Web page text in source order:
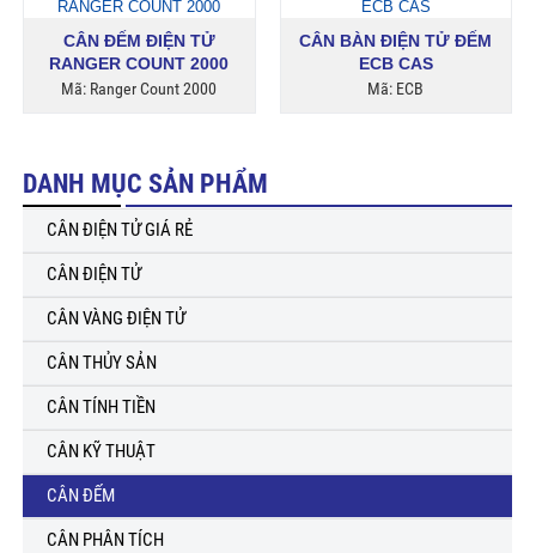
CÂN ĐẾM ĐIỆN TỬ
RANGER COUNT 2000
Mã: Ranger Count 2000
CÂN BÀN ĐIỆN TỬ ĐẾM
ECB CAS
Mã: ECB
DANH MỤC SẢN PHẨM
CÂN ĐIỆN TỬ GIÁ RẺ
CÂN ĐIỆN TỬ
CÂN VÀNG ĐIỆN TỬ
CÂN THỦY SẢN
CÂN TÍNH TIỀN
CÂN KỸ THUẬT
CÂN ĐẾM
CÂN PHÂN TÍCH